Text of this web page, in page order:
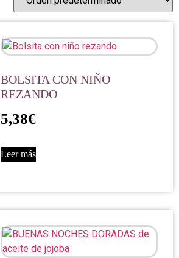
BOLSITA CON NIÑO
REZANDO
5,38€
Leer más